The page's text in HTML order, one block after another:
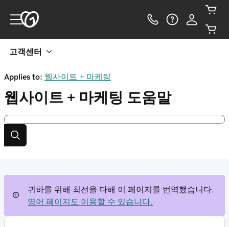
고객센터
Applies to: 웹사이트 + 마케팅
웹사이트 + 마케팅 도움말
귀하를 위해 최선을 다해 이 페이지를 번역했습니다.
영어 페이지도 이용할 수 있습니다.